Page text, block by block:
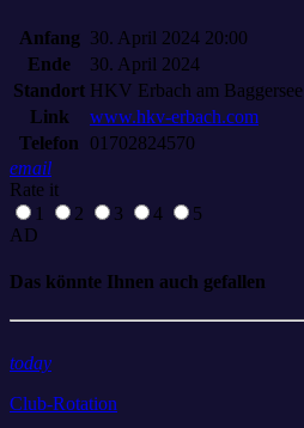
Anfang 30. April 2024 20:00
Ende
30. April 2024
Standort HKV Erbach am Baggersee
Link
www.hkv-erbach.com
Telefon
01702824570
email
Rate it
1
2 3 4
5
AD
Das könnte Ihnen auch gefallen
today
Club-Rotation